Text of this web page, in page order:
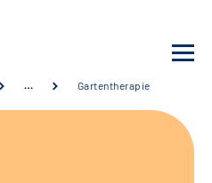
… Gartentherapie